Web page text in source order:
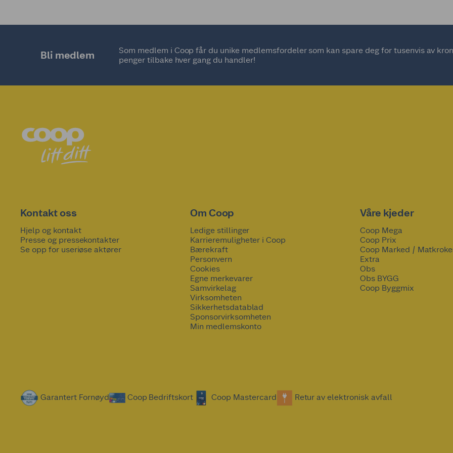
Bli medlem
Som medlem i Coop får du unike medlemsfordeler som kan spare deg for tusenvis av
penger tilbake hver gang du handler!
Kontakt oss
Hjelp og kontakt
Presse og pressekontakter
Se opp for useriøse aktører
Om Coop
Ledige stillinger
Karrieremuligheter i Coop
Bærekraft
Personvern
Cookies
Egne merkevarer
Samvirkelag
Virksomheten
Sikkerhetsdatablad
Sponsorvirksomheten
Min medlemskonto
Våre kjeder
Coop Mega
Coop Prix
Coop Marked /
Extra
Obs
Obs BYGG
Coop Byggmix
Garantert Fornøyd Coop Bedriftskort Coop Mastercard Retur av elektronisk avfall